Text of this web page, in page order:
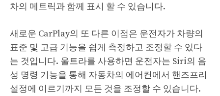
차의 메트릭과 함께 표시 할 수 있습니다.
새로운 CarPlay의 또 다른 이점은 운전자가 차량의
표준 및 고급 기능을 쉽게 측정하고 조정할 수 있다
는 것입니다. 울트라를 사용하면 운전자는 Siri의 음
성 명령 기능을 통해 자동차의 에어컨에서 핸즈프리
설정에 이르기까지 모든 것을 조정할 수 있습니다.